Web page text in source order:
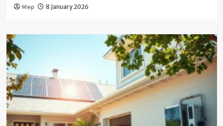
Miep 8 January 2026